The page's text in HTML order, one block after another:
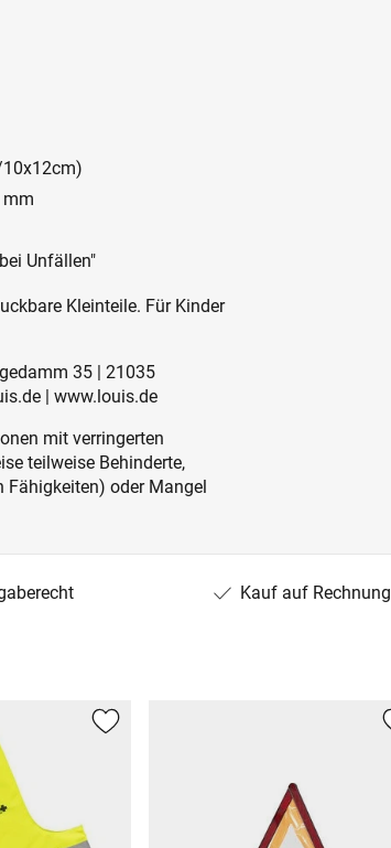
10x12cm)
mm
Unfällen"
Kleinteile. Für Kinder
35 | 21035
| www.louis.de
mit verringerten
teilweise Behinderte,
Fähigkeiten) oder Mangel
Kauf auf Rechnung